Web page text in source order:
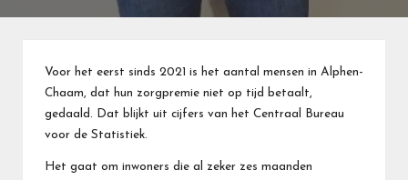
Voor het eerst sinds 2021 is het aantal mensen in Alphen-
Chaam, dat hun zorgpremie niet op tijd betaalt,
gedaald. Dat blijkt uit cijfers van het Centraal Bureau
voor de Statistiek.
Het gaat om inwoners die al zeker zes maanden